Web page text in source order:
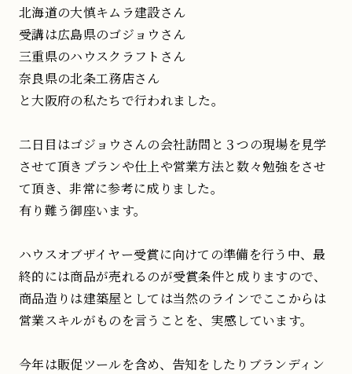
北海道の大慎キムラ建設さん
受講は広島県のゴジョウさん
三重県のハウスクラフトさん
奈良県の北条工務店さん
と大阪府の私たちで行われました。
二日目はゴジョウさんの会社訪問と３つの現場を見学
させて頂きプランや仕上や営業方法と数々勉強をさせ
て頂き、非常に参考に成りました。
有り難う御座います。
ハウスオブザイヤー受賞に向けての準備を行う中、最
終的には商品が売れるのが受賞条件と成りますので、
商品造りは建築屋としては当然のラインでここからは
営業スキルがものを言うことを、実感しています。
今年は販促ツールを含め、告知をしたりブランディン